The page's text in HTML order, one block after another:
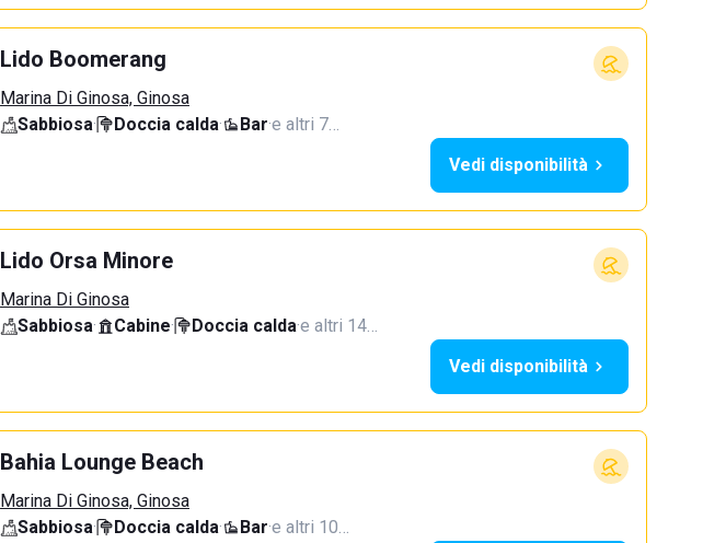
Lido Boomerang
Marina Di Ginosa, Ginosa
Sabbiosa· Doccia calda· Bar·e altri 7…
Vedi disponibilità
Lido Orsa Minore
Marina Di Ginosa
Sabbiosa· Cabine· Doccia calda·e altri 14…
Vedi disponibilità
Bahia Lounge Beach
Marina Di Ginosa, Ginosa
Sabbiosa· Doccia calda· Bar·e altri 10…